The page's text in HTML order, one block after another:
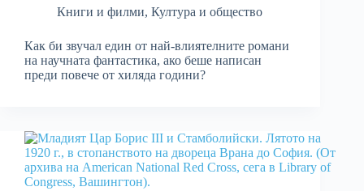
Книги и филми, Култура и общество
Как би звучал един от най-влиятелните романи
на научната фантастика, ако беше написан
преди повече от хиляда години?